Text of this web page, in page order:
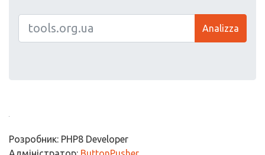
Analizza
Розробник: PHP8 Developer